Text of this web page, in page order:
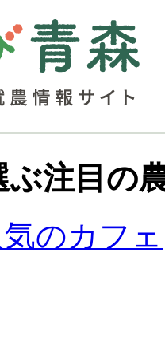
ぶ注目の
のカフェ